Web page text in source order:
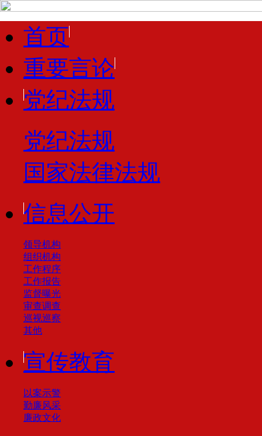
首页
重要言论
党纪法规
党纪法规
国家法律法规
信息公开
领导机构
组织机构
工作程序
工作报告
监督曝光
审查调查
巡视巡察
其他
宣传教育
以案示警
勤廉风采
廉政文化